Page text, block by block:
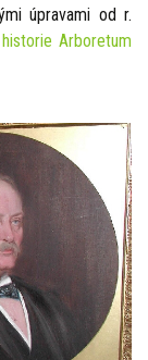
úpravami od r.
Arboretum